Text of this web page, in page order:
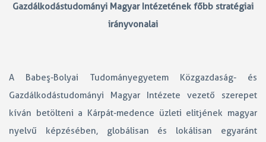
Gazdálkodástudományi Magyar Intézetének főbb stratégiai
irányvonalai
A Babeş-Bolyai Tudományegyetem Közgazdaság- és
Gazdálkodástudományi Magyar Intézete vezető szerepet
kíván betölteni a Kárpát-medence üzleti elitjének magyar
nyelvű képzésében, globálisan és lokálisan egyaránt